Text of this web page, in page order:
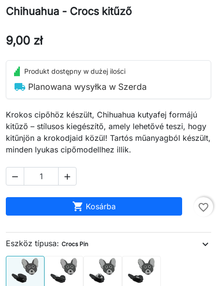
Chihuahua - Crocs kitűző
9,00 zł
Produkt dostępny w dużej ilości
local_shipping Planowana wysyłka w Szerda
Krokos cipőhöz készült, Chihuahua kutyafej formájú
kitűző – stílusos kiegészítő, amely lehetővé teszi, hogy
kitűnjön a krokodjaid közül! Tartós műanyagból készült,
minden lyukas cipőmodellhez illik.
 
 Kosárba favorite_border
Eszköz típusa: Crocs Pin expand_more